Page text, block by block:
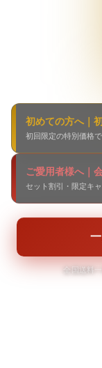
初めての方へ｜
初回限定の特別価格
ご愛用者様へ｜
セット割引・限定キ
全国送料